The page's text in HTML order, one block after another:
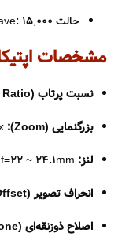
حالت LampSave: ‌15,000 ساعت
مشخصات
نسبت پرتاب (Throw Ratio):
بزرگنمایی (Zoom):
لنز:
انحراف تصویر (Projection Offset):
اصلاح ذوزنقه‌ای (Keystone):